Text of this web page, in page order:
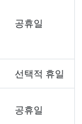
공휴일
선택적 휴일
공휴일